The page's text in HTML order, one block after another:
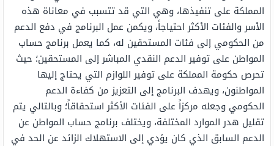
المملكة على تنفيذها، وهي التي قد تتسبب في معاناة هذه
الأسر والفئات الأكثر احتياجاً، ويكمن عمل البرنامج في دفع الدعم
من الحكومي إلى فئات المستحقين له، كما يعمل برنامج حساب
المواطن على توفير الدعم النقدي المباشر إلى المستحقين؛ حيث
تحرص حكومة المملكة على توفير اللوازم التي يحتاج إليها
المواطنون، ويهدف البرنامج إلى التعزيز من كفاءة الدعم
الحكومي وجعله مركزاً على الفئات الأكثر استحقاقاً؛ وبالتالي يتم
تقليل هدر الموارد المختلفة، ويختلف برنامج حساب المواطن عن
الدعم السابق الذي كان يؤدي إلى الاستهلاك الزائد عن الحد في